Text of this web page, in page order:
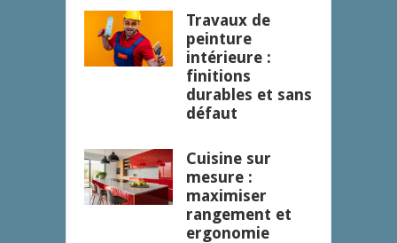
Travaux de
peinture
intérieure :
finitions
durables et sans
défaut
Cuisine sur
mesure :
maximiser
rangement et
ergonomie